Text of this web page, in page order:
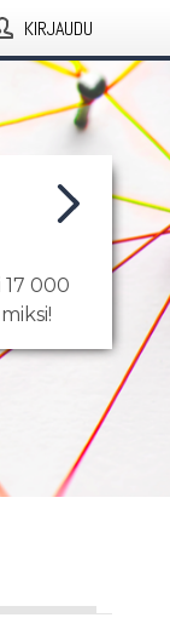
KIRJAUDU
000